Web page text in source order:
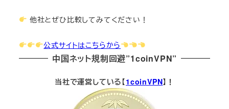
他社とぜひ比較してみてください！
公式サイトはこちらから
中国ネット規制回避”1coinVPN”
当社で運営している【1coinVPN】！